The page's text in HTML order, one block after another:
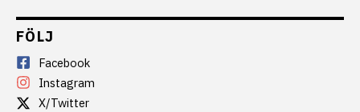
FÖLJ
Facebook
Instagram
X/Twitter